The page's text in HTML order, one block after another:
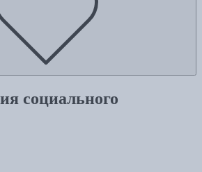
социального